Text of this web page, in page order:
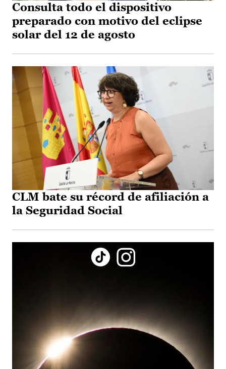
Consulta todo el dispositivo
preparado con motivo del eclipse
solar del 12 de agosto
CLM bate su récord de afiliación a
la Seguridad Social